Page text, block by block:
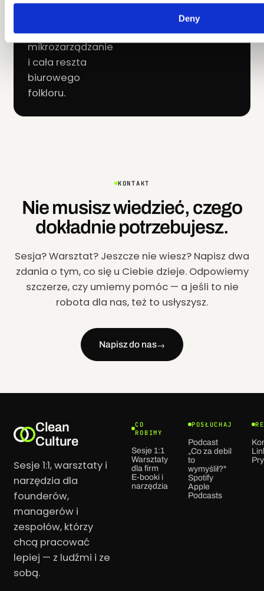
Deny
roczne,
mikrozarządzanie
i cała reszta
biurowego
folkloru.
KONTAKT
Nie musisz wiedzieć, czego
dokładnie potrzebujesz.
Sesja? Warsztat? Jeszcze nie wiesz? Napisz dwa
zdania o tym, co się u Ciebie dzieje. Odpowiemy
szczerze, czy umiemy pomóc — a jeśli to nie
robota dla nas, też to usłyszysz.
Napisz do nas→
Clean
Culture
Sesje 1:1, warsztaty i
narzędzia dla
founderów,
managerów i
zespołów, którzy
chcą pracować
lepiej — z ludźmi i ze
sobą.
CO
ROBIMY
Sesje 1:1
Warsztaty
dla firm
E-booki i
narzędzia
POSŁUCHAJ
Podcast
„Co za debil
to
wymyślił?"
Spotify
Apple
Podcasts